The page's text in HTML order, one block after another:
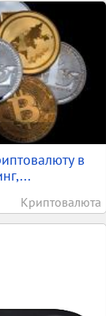
в
Криптовалюта